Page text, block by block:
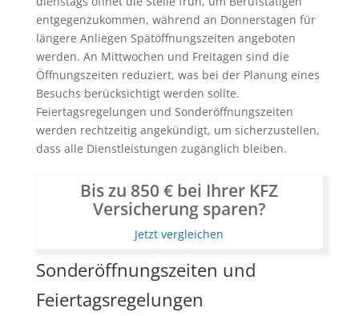
entgegenzukommen, während an Donnerstagen für
längere Anliegen Spätöffnungszeiten angeboten
werden. An Mittwochen und Freitagen sind die
Öffnungszeiten reduziert, was bei der Planung eines
Besuchs berücksichtigt werden sollte.
Feiertagsregelungen und Sonderöffnungszeiten
werden rechtzeitig angekündigt, um sicherzustellen,
dass alle Dienstleistungen zugänglich bleiben.
Bis zu 850 € bei Ihrer KFZ
Versicherung sparen?
Jetzt vergleichen
Sonderöffnungszeiten und
Feiertagsregelungen